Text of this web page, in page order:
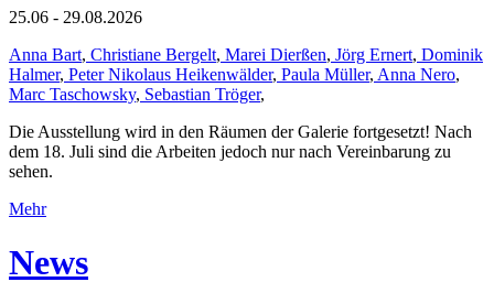
25.06 - 29.08.2026
Anna Bart, Christiane Bergelt, Marei Dierßen, Jörg Ernert, Dominik
Halmer, Peter Nikolaus Heikenwälder, Paula Müller, Anna Nero,
Marc Taschowsky, Sebastian Tröger,
Die Ausstellung wird in den Räumen der Galerie fortgesetzt! Nach
dem 18. Juli sind die Arbeiten jedoch nur nach Vereinbarung zu
sehen.
Mehr
News